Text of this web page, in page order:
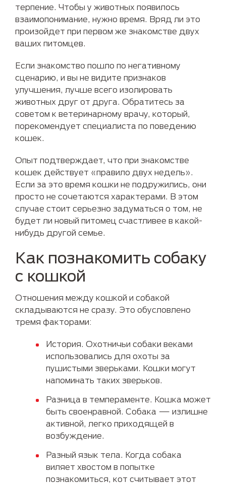
терпение. Чтобы у животных появилось
взаимопонимание, нужно время. Вряд ли это
произойдет при первом же знакомстве двух
ваших питомцев.
Если знакомство пошло по негативному
сценарию, и вы не видите признаков
улучшения, лучше всего изолировать
животных друг от друга. Обратитесь за
советом к ветеринарному врачу, который,
порекомендует специалиста по поведению
кошек.
Опыт подтверждает, что при знакомстве
кошек действует «правило двух недель».
Если за это время кошки не подружились, они
просто не сочетаются характерами. В этом
случае стоит серьезно задуматься о том, не
будет ли новый питомец счастливее в какой-
нибудь другой семье.
Как познакомить собаку
с кошкой
Отношения между кошкой и собакой
складываются не сразу. Это обусловлено
тремя факторами:
История. Охотничьи собаки веками
использовались для охоты за
пушистыми зверьками. Кошки могут
напоминать таких зверьков.
Разница в темпераменте. Кошка может
быть своенравной. Собака — излишне
активной, легко приходящей в
возбуждение.
Разный язык тела. Когда собака
виляет хвостом в попытке
познакомиться, кот считывает этот